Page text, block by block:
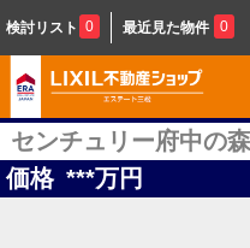
検討リスト 0 最近見た物件 0
センチュリー府中の
価格 ***万円